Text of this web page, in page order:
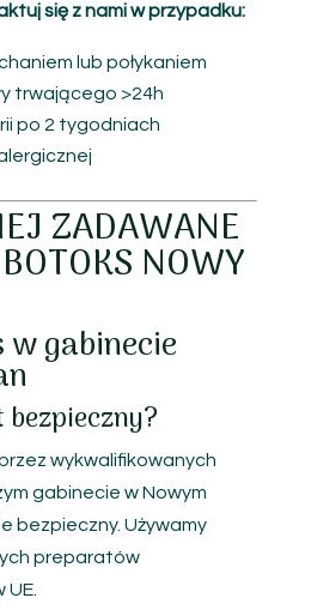
się z nami w przypadku:
lub połykaniem
trwającego >24h
po 2 tygodniach
ZADAWANE
NOWY
w gabinecie
bezpieczny?
wykwalifikowanych
gabinecie w Nowym
bezpieczny. Używamy
preparatów
UE.